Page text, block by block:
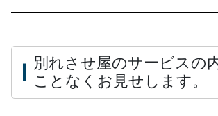
別れさせ屋のサービスの
ことなくお見せします。